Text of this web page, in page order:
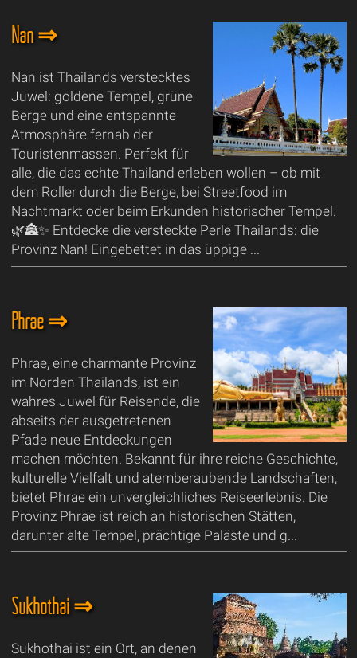
Nan ⇒
Nan ist Thailands verstecktes
Juwel: goldene Tempel, grüne
Berge und eine entspannte
Atmosphäre fernab der
Touristenmassen. Perfekt für
alle, die das echte Thailand erleben wollen – ob mit
dem Roller durch die Berge, bei Streetfood im
Nachtmarkt oder beim Erkunden historischer Tempel.
🌿🏯✨ Entdecke die versteckte Perle Thailands: die
Provinz Nan! Eingebettet in das üppige ...
Phrae ⇒
Phrae, eine charmante Provinz
im Norden Thailands, ist ein
wahres Juwel für Reisende, die
abseits der ausgetretenen
Pfade neue Entdeckungen
machen möchten. Bekannt für ihre reiche Geschichte,
kulturelle Vielfalt und atemberaubende Landschaften,
bietet Phrae ein unvergleichliches Reiseerlebnis. Die
Provinz Phrae ist reich an historischen Stätten,
darunter alte Tempel, prächtige Paläste und g...
Sukhothai ⇒
Sukhothai ist ein Ort, an denen